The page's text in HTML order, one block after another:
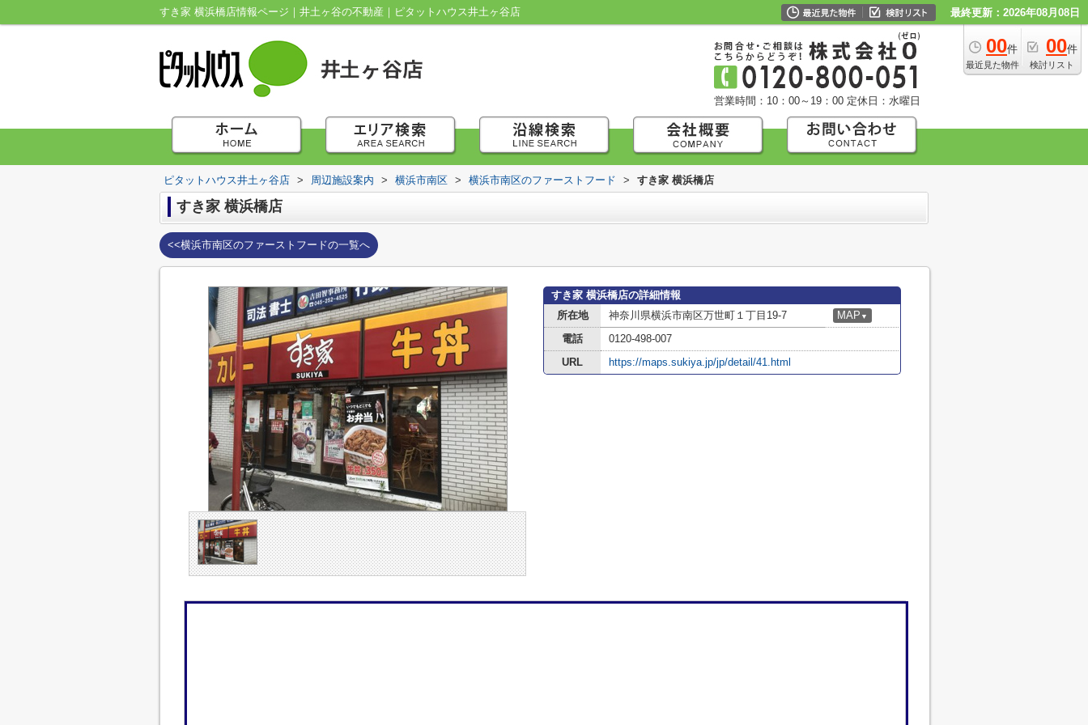
すき家 横浜橋店情報ページ｜井土ヶ谷の不動産｜ピタットハウス井土ヶ谷店 最終更新：2026年08月08日
00件
最近見た物件
00件
検討リスト
営業時間：10：00～19：00 定休日：水曜日
ピタットハウス井土ヶ谷店 > 周辺施設案内 > 横浜市南区 > 横浜市南区のファーストフード > すき家 横浜橋店
すき家 横浜橋店
<<横浜市南区のファーストフードの一覧へ
すき家 横浜橋店の詳細情報
所在地
神奈川県横浜市南区万世町１丁目19-7 MAP ▼
電話
0120-498-007
URL
https://maps.sukiya.jp/jp/detail/41.html